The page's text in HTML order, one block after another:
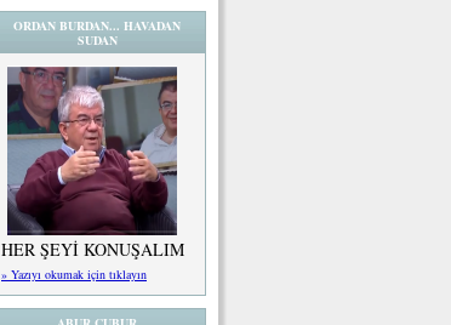
ORDAN BURDAN... HAVADAN
SUDAN
HER ŞEYİ KONUŞALIM
» Yazıyı okumak için tıklayın